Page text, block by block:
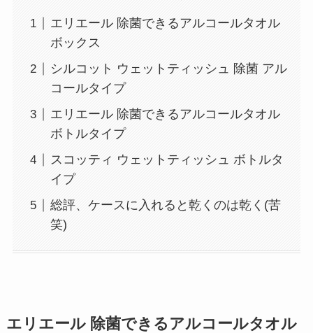
エリエール 除菌できるアルコールタオル
ボックス
シルコット ウェットティッシュ 除菌 アル
コールタイプ
エリエール 除菌できるアルコールタオル
ボトルタイプ
スコッティ ウェットティッシュ ボトルタ
イプ
総評、ケースに入れると乾くのは乾く(苦
笑)
エリエール 除菌できるアルコールタオル